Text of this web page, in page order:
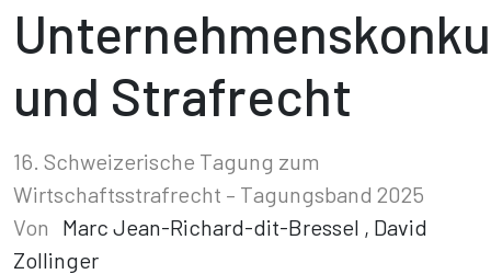
und Strafrecht
16. Schweizerische Tagung zum
Wirtschaftsstrafrecht – Tagungsband 2025
Von
Marc Jean-Richard-dit-Bressel , David
Zollinger